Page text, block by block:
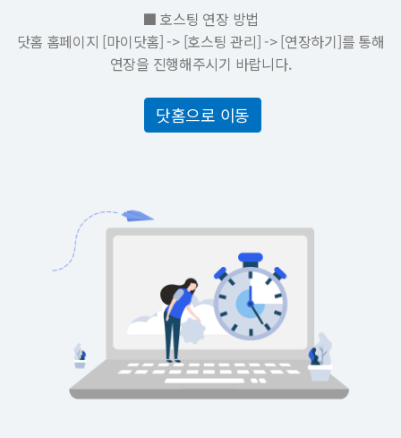
■ 호스팅 연장 방법
닷홈 홈페이지 [마이닷홈] -> [호스팅 관리] -> [연장하기]를 통해
연장을 진행해주시기 바랍니다.
닷홈으로 이동